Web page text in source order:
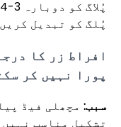
پُلگ کو تبدیل
افراط زر کا
پورا نہیں کر
سبب:
تشکیل مناسب